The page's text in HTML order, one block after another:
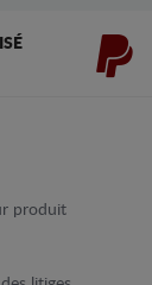
produit